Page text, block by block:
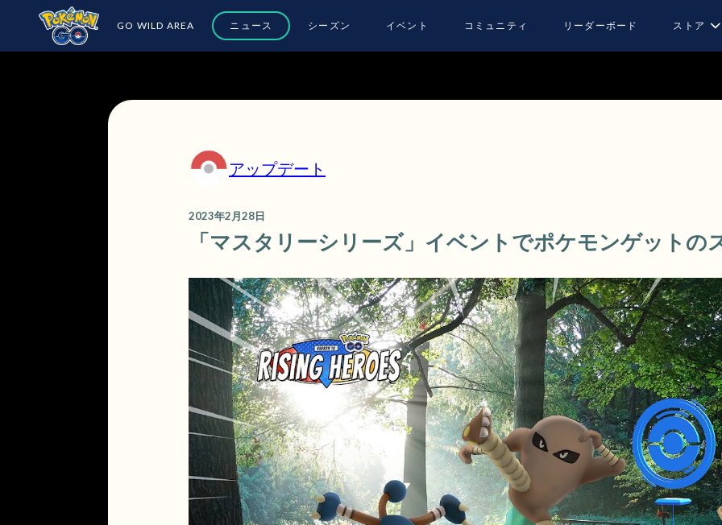
GO WILD AREA ニュース シーズン イベント コミュニティ リーダーボード ストア
アップデート
2023年2月28日
「マスタリーシリーズ」イベントでポケモンゲットの